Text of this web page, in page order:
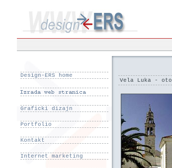
Design-ERS home
Graficki dizajn
Portfolio
Kontakt
Internet marketing
Vela Luka -